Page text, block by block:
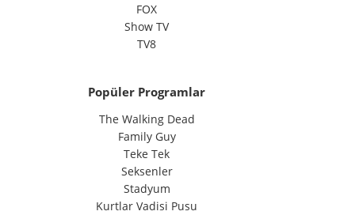
FOX
Show TV
TV8
Popüler Programlar
The Walking Dead
Family Guy
Teke Tek
Seksenler
Stadyum
Kurtlar Vadisi Pusu